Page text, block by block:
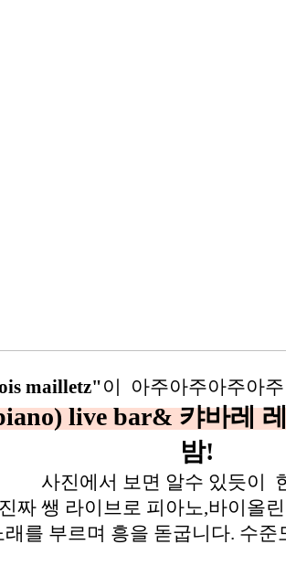
mailletz"이 아주아주아주아
live bar& 캬바레
밤!
사진에서 보면 알수 있듯이
진짜 쌩 라이브로 피아노,바이올
를 부르며 흥을 돋굽니다. 수준